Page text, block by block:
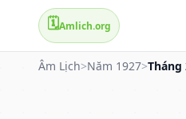
🗓️Amlich.org
Âm Lịch>Năm 1927>Tháng